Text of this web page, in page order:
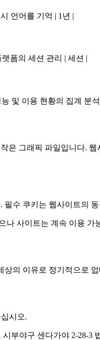
언어를 기억 | 1년 |
랫폼의 세션 관리 | 세션 |
능 및 이용 현황의 집계 분
은 그래픽 파일입니다.
수 쿠키는 웹사이트의
나 사이트는 계속 이용 가
의 이유로 정기적으로
시오.
부야구 센다가야 2-28-3